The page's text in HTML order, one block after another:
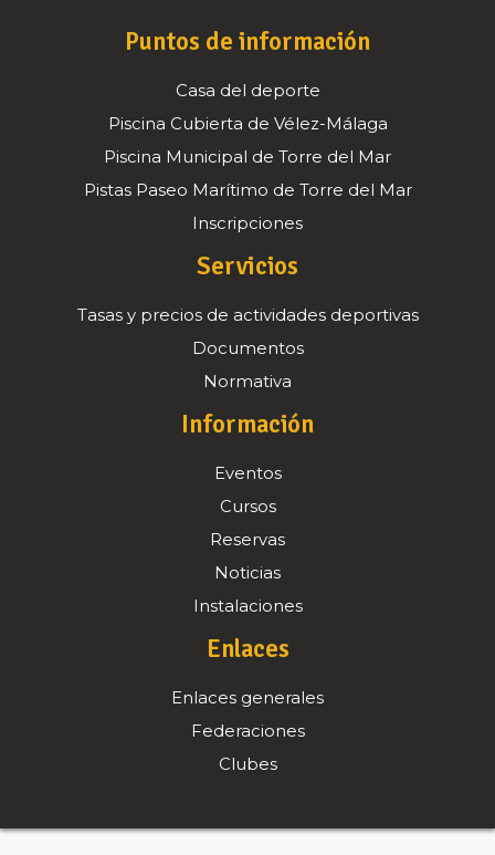
Puntos de información
Casa del deporte
Piscina Cubierta de Vélez-Málaga
Piscina Municipal de Torre del Mar
Pistas Paseo Marítimo de Torre del Mar
Inscripciones
Servicios
Tasas y precios de actividades deportivas
Documentos
Normativa
Información
Eventos
Cursos
Reservas
Noticias
Instalaciones
Enlaces
Enlaces generales
Federaciones
Clubes